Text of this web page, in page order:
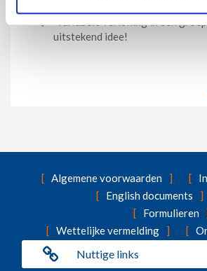
Variabele verloning in een
uitstekend idee!
Algemene voorwaarden
English documents
Formulieren
Wettelijke vermelding
Nuttige links